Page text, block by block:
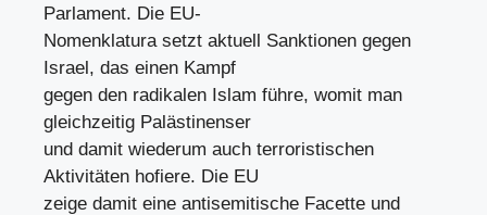
Parlament. Die EU-
Nomenklatura setzt aktuell Sanktionen gegen
Israel, das einen Kampf
gegen den radikalen Islam führe, womit man
gleichzeitig Palästinenser
und damit wiederum auch terroristischen
Aktivitäten hofiere. Die EU
zeige damit eine antisemitische Facette und